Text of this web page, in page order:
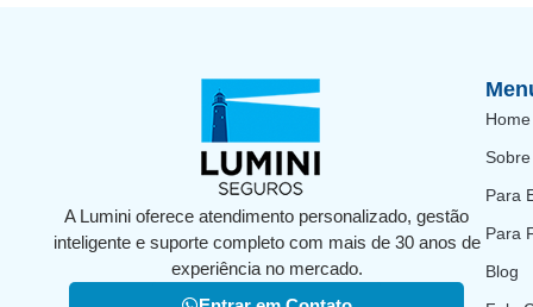
A Lumini oferece atendimento personalizado, gestão
inteligente e suporte completo com mais de 30 anos de
experiência no mercado.
Home
Para
Para
Blog